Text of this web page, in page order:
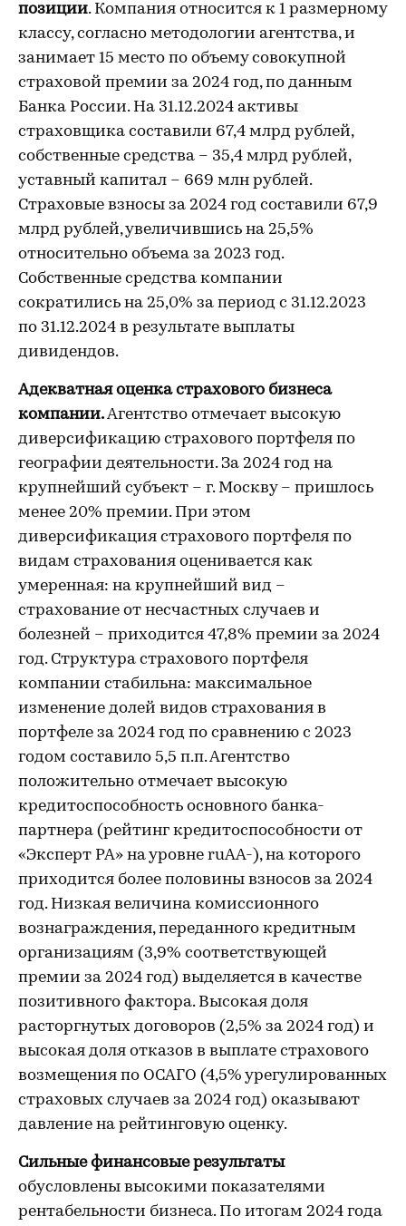
позиции. Компания относится к 1 размерному
классу, согласно методологии агентства, и
занимает 15 место по объему совокупной
страховой премии за 2024 год, по данным
Банка России. На 31.12.2024 активы
страховщика составили 67,4 млрд рублей,
собственные средства – 35,4 млрд рублей,
уставный капитал – 669 млн рублей.
Страховые взносы за 2024 год составили 67,9
млрд рублей, увеличившись на 25,5%
относительно объема за 2023 год.
Собственные средства компании
сократились на 25,0% за период с 31.12.2023
по 31.12.2024 в результате выплаты
дивидендов.
Адекватная оценка страхового бизнеса
компании.Агентство отмечает высокую
диверсификацию страхового портфеля по
географии деятельности. За 2024 год на
крупнейший субъект – г. Москву – пришлось
менее 20% премии. При этом
диверсификация страхового портфеля по
видам страхования оценивается как
умеренная: на крупнейший вид –
страхование от несчастных случаев и
болезней – приходится 47,8% премии за 2024
год. Структура страхового портфеля
компании стабильна: максимальное
изменение долей видов страхования в
портфеле за 2024 год по сравнению с 2023
годом составило 5,5 п.п. Агентство
положительно отмечает высокую
кредитоспособность основного банка-
партнера (рейтинг кредитоспособности от
«Эксперт РА» на уровне ruAA-), на которого
приходится более половины взносов за 2024
год. Низкая величина комиссионного
вознаграждения, переданного кредитным
организациям (3,9% соответствующей
премии за 2024 год) выделяется в качестве
позитивного фактора. Высокая доля
расторгнутых договоров (2,5% за 2024 год) и
высокая доля отказов в выплате страхового
возмещения по ОСАГО (4,5% урегулированных
страховых случаев за 2024 год) оказывают
давление на рейтинговую оценку.
Сильные финансовые результаты
обусловлены высокими показателями
рентабельности бизнеса. По итогам 2024 года